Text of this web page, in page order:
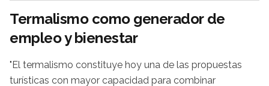
Termalismo como generador de
empleo y bienestar
"El termalismo constituye hoy una de las propuestas
turísticas con mayor capacidad para combinar